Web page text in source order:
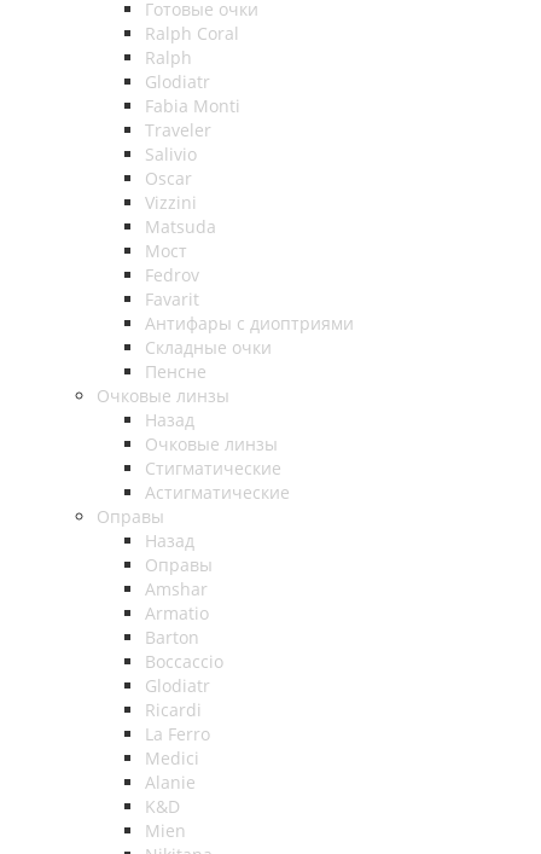
Готовые очки
Ralph Coral
Ralph
Glodiatr
Fabia Monti
Traveler
Salivio
Oscar
Vizzini
Matsuda
Мост
Fedrov
Favarit
Антифары с диоптриями
Складные очки
Пенсне
Очковые линзы
Назад
Очковые линзы
Стигматические
Астигматические
Оправы
Назад
Оправы
Amshar
Armatio
Barton
Boccaccio
Glodiatr
Ricardi
La Ferro
Medici
Alanie
K&D
Mien